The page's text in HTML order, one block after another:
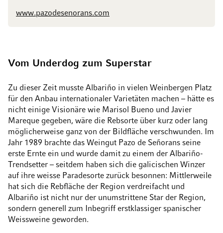
www.pazodesenorans.com
Vom Underdog zum Superstar
Zu dieser Zeit musste Albariño in vielen Weinbergen Platz
für den Anbau internationaler Varietäten machen – hätte es
nicht einige Visionäre wie Marisol Bueno und Javier
Mareque gegeben, wäre die Rebsorte über kurz oder lang
möglicherweise ganz von der Bildfläche verschwunden. Im
Jahr 1989 brachte das Weingut Pazo de Señorans seine
erste Ernte ein und wurde damit zu einem der Albariño-
Trendsetter – seitdem haben sich die galicischen Winzer
auf ihre weisse Paradesorte zurück besonnen: Mittlerweile
hat sich die Rebfläche der Region verdreifacht und
Albariño ist nicht nur der unumstrittene Star der Region,
sondern generell zum Inbegriff erstklassiger spanischer
Weissweine geworden.